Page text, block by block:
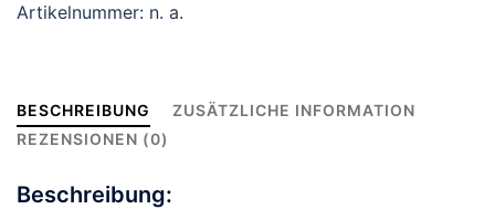
Artikelnummer: n. a.
BESCHREIBUNG
ZUSÄTZLICHE INFORMATION
REZENSIONEN (0)
Beschreibung: